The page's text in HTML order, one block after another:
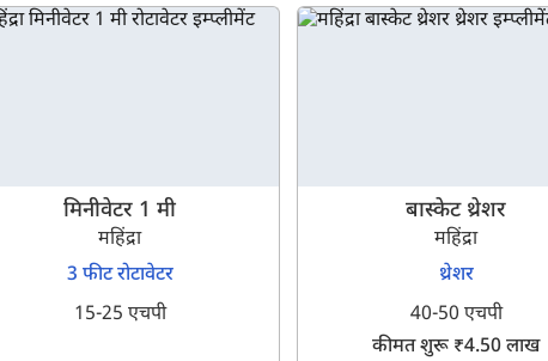
मिनीवेटर 1 मी
महिंद्रा
3 फीट रोटावेटर
15-25 एचपी
बास्केट थ्रेशर
महिंद्रा
थ्रेशर
40-50 एचपी
कीमत शुरू ₹4.50 लाख
हम आपकी किस प्रकार सहायता कर सकते हैं?
पूछताछ के लिए*